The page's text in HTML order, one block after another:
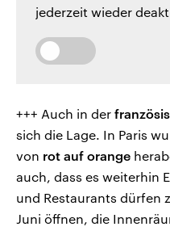
jederzeit wieder
+++ Auch in der
sich die Lage. In Paris
von rot auf orange
auch, dass es weiterhin
und Restaurants dürfen
Juni öffnen, die